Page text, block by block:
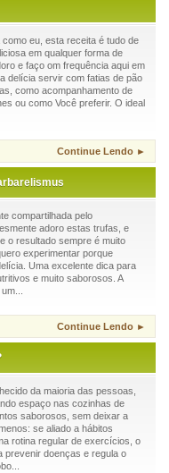
eu, esta receita é tudo de
em qualquer forma de
e faço om frequência aqui em
delícia servir com fatias de pão
como acompanhamento de
ou como Você preferir. O ideal
Continue Lendo ►
compartilhada pelo
adoro estas trufas, e
o resultado sempre é muito
experimentar porque
Uma excelente dica para
e muito saborosos. A
Continue Lendo ►
da maioria das pessoas,
espaço nas cozinhas de
saborosos, sem deixar a
se aliado a hábitos
rotina regular de exercícios, o
prevenir doenças e regula o